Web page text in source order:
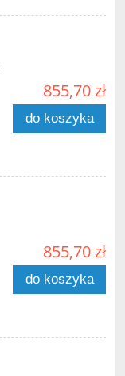
855,70 zł
do koszyka
855,70 zł
do koszyka